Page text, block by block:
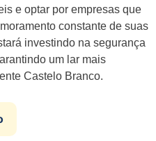
e optar por empresas que
constante de suas
investindo na segurança
um lar mais
Castelo Branco.